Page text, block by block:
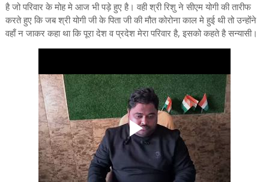
है जो परिवार के मोह मे आज भी पड़े हुए है। वही श्री रिशु ने सीएम योगी की तारीफ
करते हुए कि जब श्री योगी जी के पिता जी की मौत कोरोना काल मे हुई थी तो उन्होंने
वहाँ न जाकर कहा था कि पूरा देश व प्रदेश मेरा परिवार है, इसको कहते है सन्यासी।